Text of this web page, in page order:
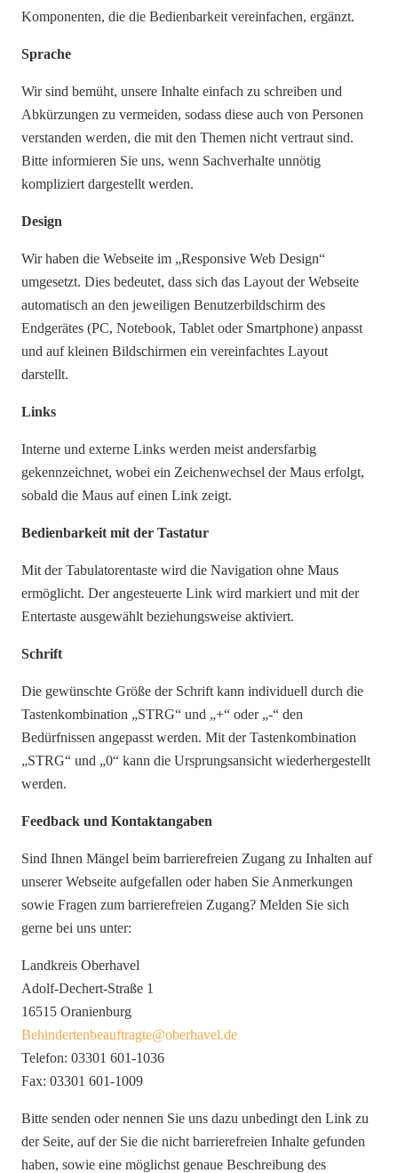
Komponenten, die die Bedienbarkeit vereinfachen, ergänzt.
Sprache
Wir sind bemüht, unsere Inhalte einfach zu schreiben und
Abkürzungen zu vermeiden, sodass diese auch von Personen
verstanden werden, die mit den Themen nicht vertraut sind.
Bitte informieren Sie uns, wenn Sachverhalte unnötig
kompliziert dargestellt werden.
Design
Wir haben die Webseite im „Responsive Web Design“
umgesetzt. Dies bedeutet, dass sich das Layout der Webseite
automatisch an den jeweiligen Benutzerbildschirm des
Endgerätes (PC, Notebook, Tablet oder Smartphone) anpasst
und auf kleinen Bildschirmen ein vereinfachtes Layout
darstellt.
Links
Interne und externe Links werden meist andersfarbig
gekennzeichnet, wobei ein Zeichenwechsel der Maus erfolgt,
sobald die Maus auf einen Link zeigt.
Bedienbarkeit mit der Tastatur
Mit der Tabulatorentaste wird die Navigation ohne Maus
ermöglicht. Der angesteuerte Link wird markiert und mit der
Entertaste ausgewählt beziehungsweise aktiviert.
Schrift
Die gewünschte Größe der Schrift kann individuell durch die
Tastenkombination „STRG“ und „+“ oder „-“ den
Bedürfnissen angepasst werden. Mit der Tastenkombination
„STRG“ und „0“ kann die Ursprungsansicht wiederhergestellt
werden.
Feedback und Kontaktangaben
Sind Ihnen Mängel beim barrierefreien Zugang zu Inhalten auf
unserer Webseite aufgefallen oder haben Sie Anmerkungen
sowie Fragen zum barrierefreien Zugang? Melden Sie sich
gerne bei uns unter:
Landkreis Oberhavel
Adolf-Dechert-Straße 1
16515 Oranienburg
Behindertenbeauftragte@oberhavel.de
Telefon: 03301 601-1036
Fax: 03301 601-1009
Bitte senden oder nennen Sie uns dazu unbedingt den Link zu
der Seite, auf der Sie die nicht barrierefreien Inhalte gefunden
haben, sowie eine möglichst genaue Beschreibung des